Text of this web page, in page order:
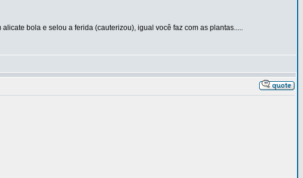
bola e selou a ferida (cauterizou), igual você faz com as plantas.....